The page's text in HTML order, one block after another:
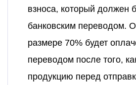
взноса, который должен
банковским переводом.
размере 70% будет
переводом после того,
продукцию перед